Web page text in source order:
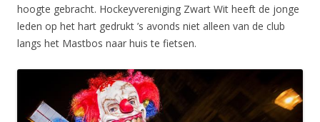
hoogte gebracht. Hockeyvereniging Zwart Wit heeft de jonge
leden op het hart gedrukt ’s avonds niet alleen van de club
langs het Mastbos naar huis te fietsen.